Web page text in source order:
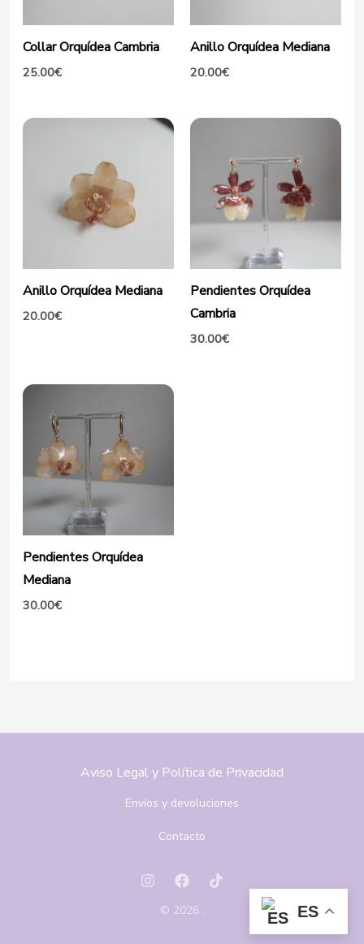
Collar Orquídea Cambria
25.00€
Anillo Orquídea Mediana
20.00€
Anillo Orquídea Mediana
20.00€
Pendientes Orquídea
Cambria
30.00€
Pendientes Orquídea
Mediana
30.00€
Aviso Legal y Política de Privacidad
Envíos y devoluciones
Contacto
© 2026 . ES